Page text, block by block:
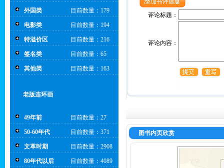
外国类 目前数量：179
电影类 目前数量：194
特溢价区 目前数量：216
签名类 目前数量：65
其他类 目前数量：163
老版连环画
49年前 目前数量：27
50-60年代 目前数量：371
文革时期 目前数量：2908
80年代以后 目前数量：4089
评论标题：
评论内容：
图书内页欣赏